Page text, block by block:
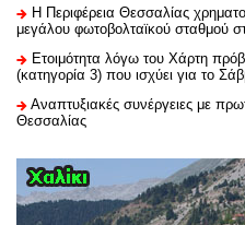
H Περιφέρεια Θεσσαλίας
μεγάλου φωτοβολταϊκού σταθμού
Ετοιμότητα λόγω του Χάρτη
(κατηγορία 3) που ισχύει για το
Αναπτυξιακές συνέργειες με
Θεσσαλίας